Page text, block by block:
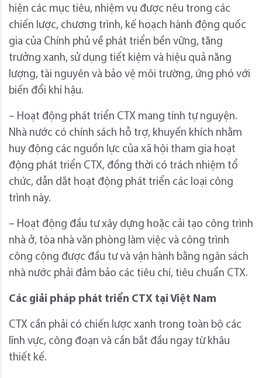
hiện các mục tiêu, nhiệm vụ được nêu trong các
chiến lược, chương trình, kế hoạch hành động quốc
gia của Chính phủ về phát triển bền vững, tăng
trưởng xanh, sử dụng tiết kiệm và hiệu quả năng
lượng, tài nguyên và bảo vệ môi trường, ứng phó với
biến đổi khí hậu.
– Hoạt động phát triển CTX mang tính tự nguyện.
Nhà nước có chính sách hỗ trợ, khuyến khích nhằm
huy động các nguồn lực của xã hội tham gia hoạt
động phát triển CTX, đồng thời có trách nhiệm tổ
chức, dẫn dắt hoạt động phát triển các loại công
trình này.
– Hoạt động đầu tư xây dựng hoặc cải tạo công trình
nhà ở, tòa nhà văn phòng làm việc và công trình
công cộng được đầu tư và vận hành bằng ngân sách
nhà nước phải đảm bảo các tiêu chí, tiêu chuẩn CTX.
Các giải pháp phát triển CTX tại Việt Nam
CTX cần phải có chiến lược xanh trong toàn bộ các
lĩnh vực, công đoạn và cần bắt đầu ngay từ khâu
thiết kế.